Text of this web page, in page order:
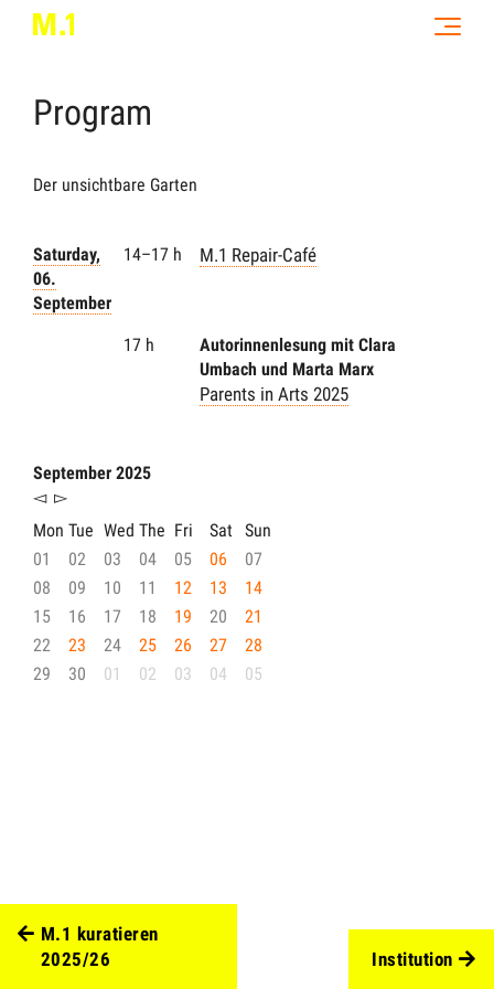
Program
Der unsichtbare Garten
Saturday,
06.
September
14–17 h M.1 Repair-Café
17 h
Autorinnenlesung mit Clara
Umbach und Marta Marx
Parents in Arts 2025
September 2025
◅ ▻
Mon Tue Wed The Fri Sat Sun
01
02 03 04 05 06
07
08
09 10 11 12 13
14
15
16 17 18 19 20
21
22
23 24 25 26 27
28
29
30 01 02 03 04 05
M.1 kuratieren
2025/26
Institution